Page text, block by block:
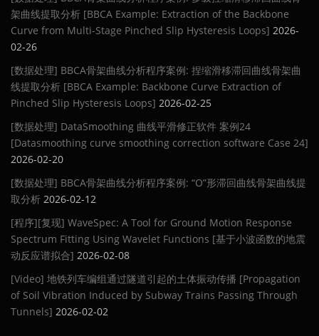
架曲线提取分析 [BBCA Example: Extraction of the Backbone
Curve from Multi-Stage Pinched Slip Hysteresis Loops] 2026-
02-26
[数据处理] BBCA骨架曲线分析程序案例: 捏缩滑移滞回曲线骨架曲
线提取分析 [BBCA Example: Backbone Curve Extraction of
Pinched Slip Hysteresis Loops] 2026-02-25
[数据处理] DataSmoothing 曲线平滑修正软件 案例24
[Datasmoothing curve smoothing correction software Case 24]
2026-02-20
[数据处理] BBCA骨架曲线分析程序案例: “O”形滞回曲线骨架曲线提
取分析 2026-02-12
[程序][复现] WaveSpec: A Tool for Ground Motion Response
Spectrum Fitting Using Wavelet Functions [基于小波函数的地震
动反应谱拟合] 2026-02-08
[Video] 地铁列车编组通过隧道引起的土体振动传播 [Propagation
of Soil Vibration Induced by Subway Trains Passing Through
Tunnels] 2026-02-02